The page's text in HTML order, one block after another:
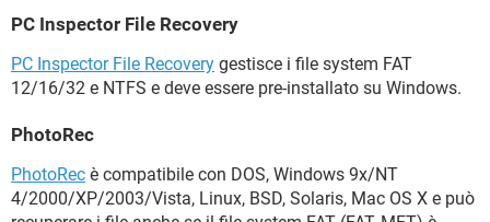
PC Inspector File Recovery
PC Inspector File Recovery gestisce i file system FAT
12/16/32 e NTFS e deve essere pre-installato su Windows.
PhotoRec
PhotoRec è compatibile con DOS, Windows 9x/NT
4/2000/XP/2003/Vista, Linux, BSD, Solaris, Mac OS X e può